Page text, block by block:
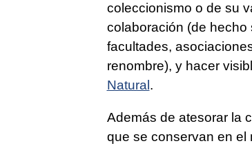
coleccionismo o de su
colaboración (de
facultades,
renombre), y hacer
Natural .
Además de atesorar la
que se conservan en el